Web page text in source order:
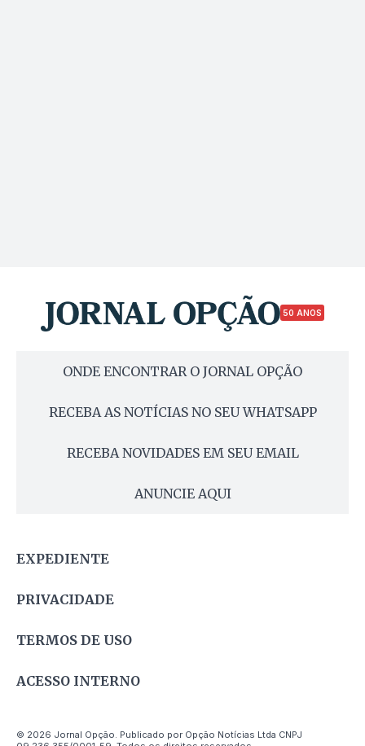
50 ANOS
ONDE ENCONTRAR O JORNAL OPÇÃO
RECEBA AS NOTÍCIAS NO SEU WHATSAPP
RECEBA NOVIDADES EM SEU EMAIL
ANUNCIE AQUI
EXPEDIENTE
PRIVACIDADE
TERMOS DE USO
ACESSO INTERNO
© 2026 Jornal Opção. Publicado por Opção Notícias Ltda CNPJ